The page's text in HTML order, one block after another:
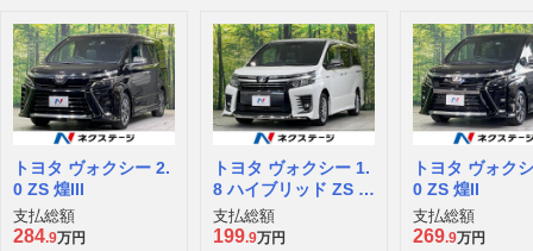
トヨタ ヴォクシー 2.
0 ZS 煌III
支払総額
284.9万円
トヨタ ヴォクシー 1.
8 ハイブリッド ZS 煌
II
支払総額
199.9万円
トヨタ ヴォク
0 ZS 煌II
支払総額
269.9万円